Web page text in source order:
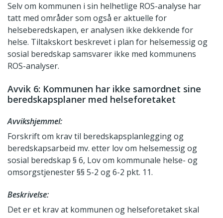
Selv om kommunen i sin helhetlige ROS-analyse har
tatt med områder som også er aktuelle for
helseberedskapen, er analysen ikke dekkende for
helse. Tiltakskort beskrevet i plan for helsemessig og
sosial beredskap samsvarer ikke med kommunens
ROS-analyser.
Avvik 6: Kommunen har ikke samordnet sine
beredskapsplaner med helseforetaket
Avvikshjemmel:
Forskrift om krav til beredskapsplanlegging og
beredskapsarbeid mv. etter lov om helsemessig og
sosial beredskap § 6, Lov om kommunale helse- og
omsorgstjenester §§ 5-2 og 6-2 pkt. 11.
Beskrivelse:
Det er et krav at kommunen og helseforetaket skal